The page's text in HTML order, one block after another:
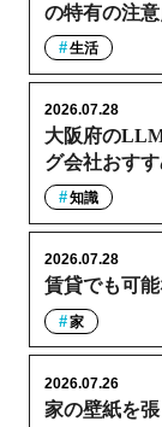
の特有の注意
生活
大阪府の
グ会社おすす
2026.07.28
知識
賃貸でも可
2026.07.28
家
家の壁紙を
2026.07.26